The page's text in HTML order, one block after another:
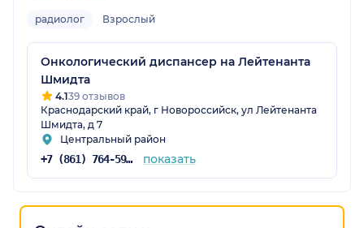
радиолог Взрослый
Онкологический диспансер на Лейтенанта
Шмидта
4.139 отзывов
Краснодарский край, г Новороссийск, ул Лейтенанта
Шмидта, д 7
Центральный район
+7 (861) 764-59-36 показать